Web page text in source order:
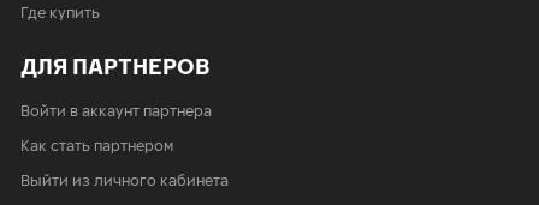
Где купить
ДЛЯ ПАРТНЕРОВ
Войти в аккаунт партнера
Как стать партнером
Выйти из личного кабинета